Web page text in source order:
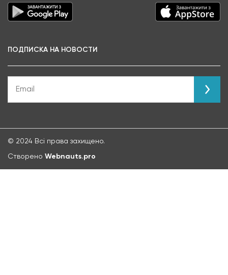
ПОДПИСКА НА НОВОСТИ
© 2024 Всі права захищено.
Створено Webnauts.pro